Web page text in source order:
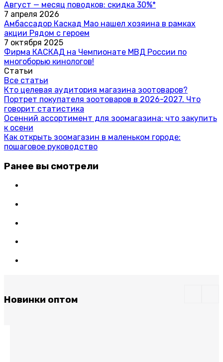
Август — месяц поводков: скидка 30%*
7 апреля 2026
Амбассадор Каскад Мао нашел хозяина в рамках
акции Рядом с героем
7 октября 2025
Фирма КАСКАД на Чемпионате МВД России по
многоборью кинологов!
Статьи
Все статьи
Кто целевая аудитория магазина зоотоваров?
Портрет покупателя зоотоваров в 2026-2027. Что
говорит статистика
Осенний ассортимент для зоомагазина: что закупить
к осени
Как открыть зоомагазин в маленьком городе:
пошаговое руководство
Ранее вы смотрели
Новинки оптом